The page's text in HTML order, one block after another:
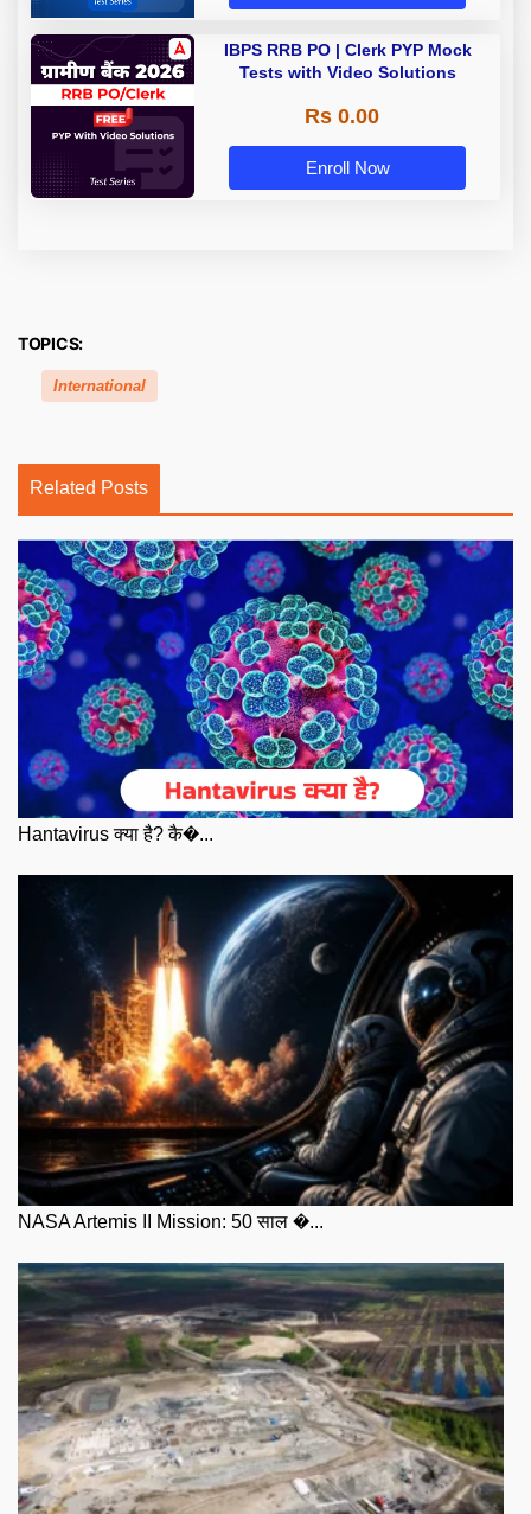
IBPS RRB PO | Clerk PYP Mock
Tests with Video Solutions
Rs 0.00
Enroll Now
TOPICS:
International
Related Posts
Hantavirus क्या है? कै�...
NASA Artemis II Mission: 50 साल �...